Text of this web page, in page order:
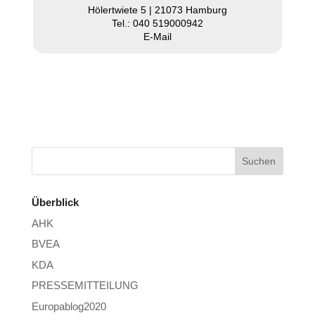
Hölert­wiete 5 | 21073 Hamburg
Tel.: 040 519000942
E‑Mail
Überblick
AHK
BVEA
KDA
PRESSEMITTEILUNG
Europablog2020